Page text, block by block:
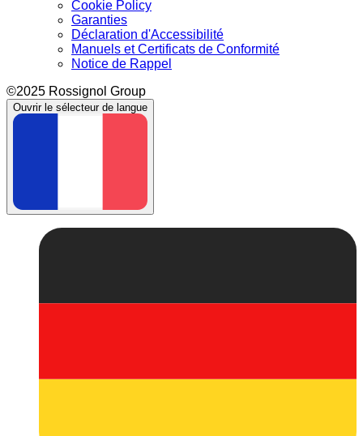
Cookie Policy
Garanties
Déclaration d'Accessibilité
Manuels et Certificats de Conformité
Notice de Rappel
©2025 Rossignol Group
Ouvrir le sélecteur de langue